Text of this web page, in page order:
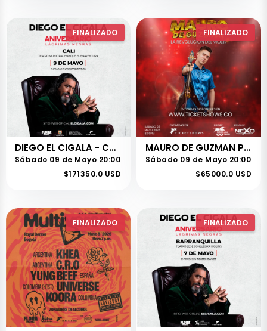
FINALIZADO
DIEGO EL CIGALA - CALI
Sábado 09 de Mayo 20:00
$171350.0 USD
FINALIZADO
MAURO DE GUZMAN PRESENTA LA REVOLUCIÓN DEL VIOLIN
Sábado 09 de Mayo 20:00
$65000.0 USD
FINALIZADO FINALIZADO